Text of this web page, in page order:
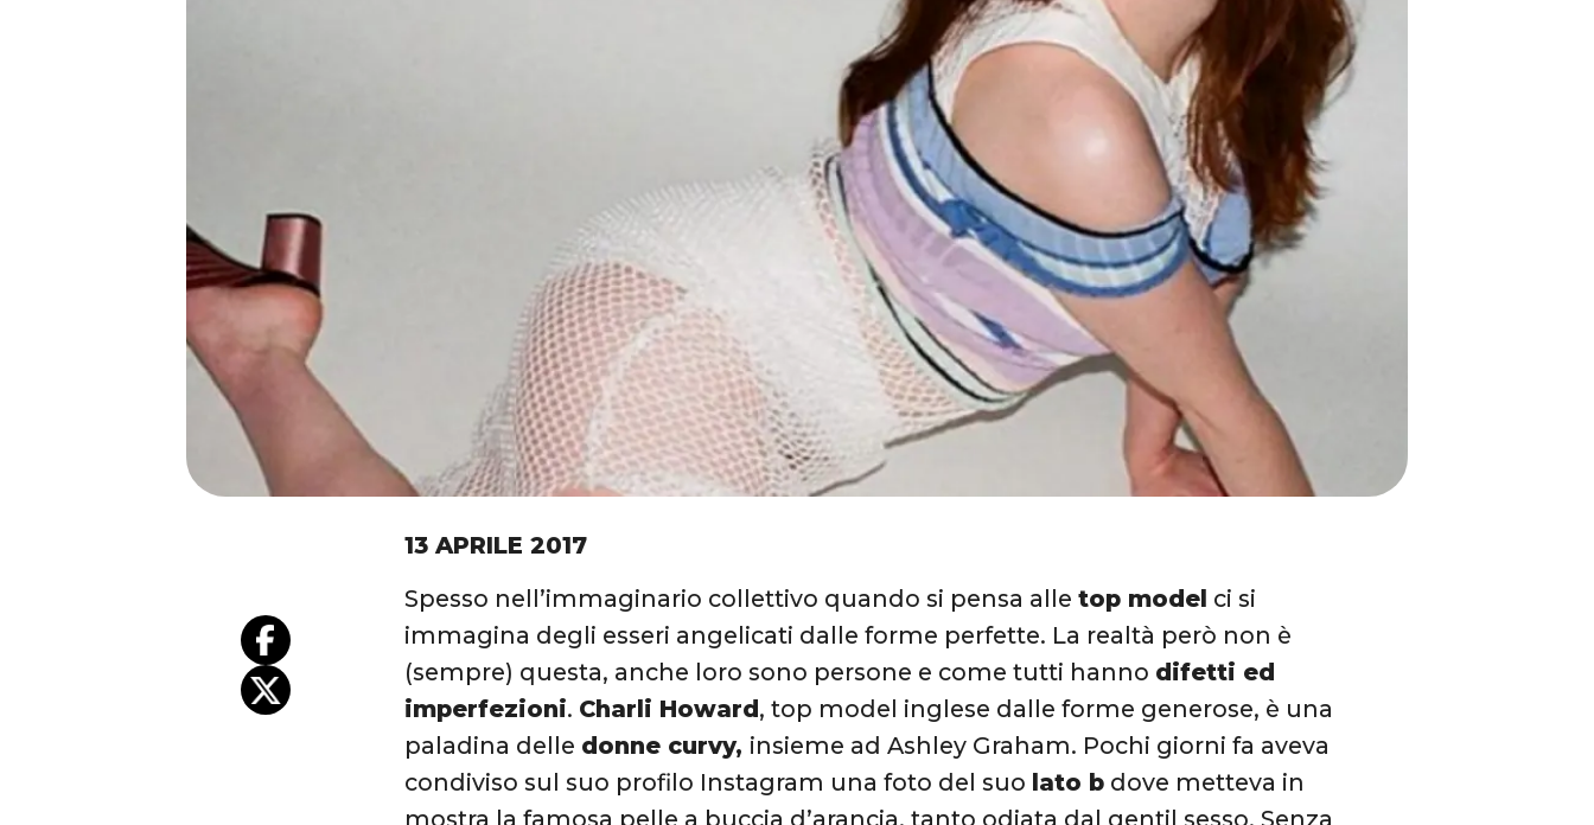
13 APRILE 2017
Spesso nell’immaginario collettivo quando si pensa alletop model ci si
immagina degli esseri angelicati dalle forme perfette. La realtà però non è
(sempre) questa, anche loro sono persone e come tutti hanno difetti ed
imperfezioni. Charli Howard , top model inglese dalle forme generose, è una
paladina delle donne curvy, insieme ad Ashley Graham. Pochi giorni fa aveva
condiviso sul suo profilo Instagram una foto del suo lato b dove metteva in